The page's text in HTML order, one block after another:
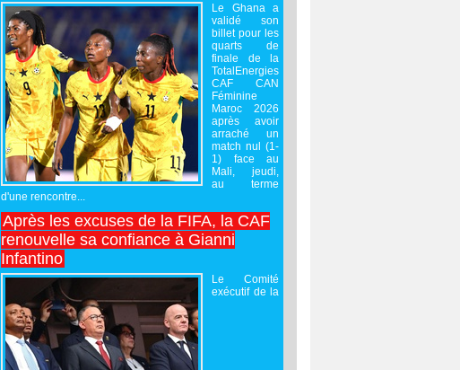
Le Ghana a
validé son
billet pour les
quarts de
finale de la
TotalEnergies
CAF CAN
Féminine
Maroc 2026
après avoir
arraché un
match nul (1-
1) face au
Mali, jeudi,
au terme
d'une rencontre...
Après les excuses de la FIFA, la CAF
renouvelle sa confiance à Gianni
Infantino
Le Comité
exécutif de la